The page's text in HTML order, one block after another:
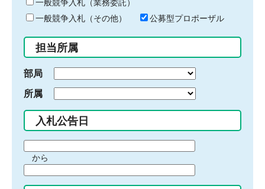
ー
ド
入
力
一般競争入札（業務委託）
一般競争入札（その他）
公募型プロポーザル
担当所属
部局
所属
入札公告日
間
始
から
間